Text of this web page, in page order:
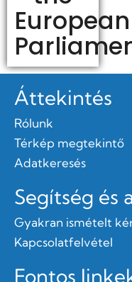
European
Áttekintés
Rólunk
Térkép megtekintő
Adatkeresés
Segítség és
Gyakran ismételt
Kapcsolatfelvétel
Fontos